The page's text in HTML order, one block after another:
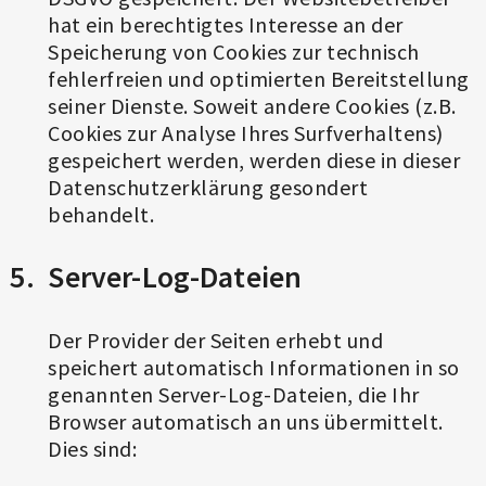
hat ein berechtigtes Interesse an der
Speicherung von Cookies zur technisch
fehlerfreien und optimierten Bereitstellung
seiner Dienste. Soweit andere Cookies (z.B.
Cookies zur Analyse Ihres Surfverhaltens)
gespeichert werden, werden diese in dieser
Datenschutzerklärung gesondert
behandelt.
Server-Log-Dateien
Der Provider der Seiten erhebt und
speichert automatisch Informationen in so
genannten Server-Log-Dateien, die Ihr
Browser automatisch an uns übermittelt.
Dies sind: